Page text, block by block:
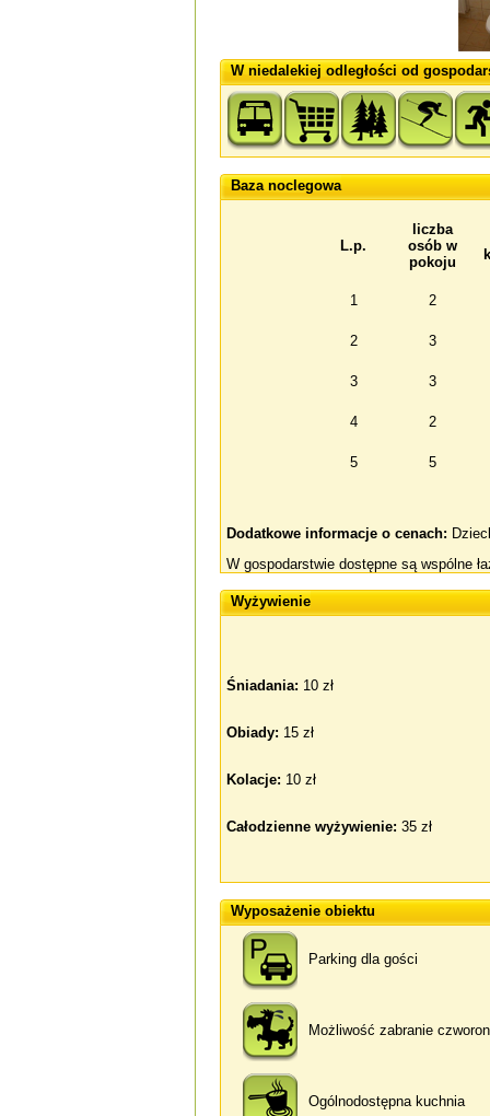
W niedalekiej odległości od
Baza noclegowa
L.p.
liczba
osób w
pokoju
1 2
2 3
3 3
4 2
5 5
Dodatkowe informacje o cenach:
W gospodarstwie dostępne są wspólne
Wyżywienie
Śniadania: 10 zł
Obiady: 15 zł
Kolacje: 10 zł
Całodzienne wyżywienie: 35 zł
Wyposażenie obiektu
Parking dla gości
Możliwość zabranie
Ogólnodostępna kuchnia